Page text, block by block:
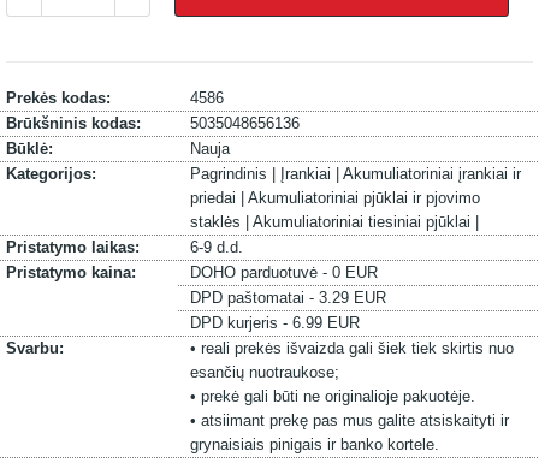
Prekės kodas:
4586
Brūkšninis kodas:
5035048656136
Būklė:
Nauja
Kategorijos:
Pagrindinis | Įrankiai | Akumuliatoriniai įrankiai ir
priedai | Akumuliatoriniai pjūklai ir pjovimo
staklės | Akumuliatoriniai tiesiniai pjūklai |
Pristatymo laikas:
6-9 d.d.
Pristatymo kaina:
DOHO parduotuvė - 0 EUR
DPD paštomatai - 3.29 EUR
DPD kurjeris - 6.99 EUR
Svarbu:
• reali prekės išvaizda gali šiek tiek skirtis nuo
esančių nuotraukose;
• prekė gali būti ne originalioje pakuotėje.
• atsiimant prekę pas mus galite atsiskaityti ir
grynaisiais pinigais ir banko kortele.